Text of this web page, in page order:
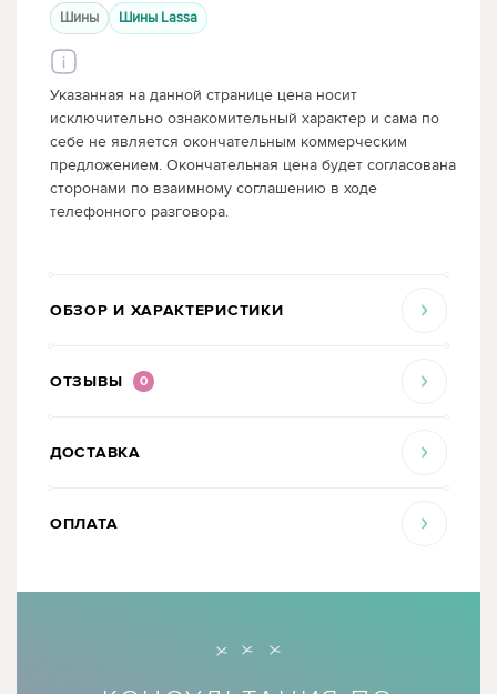
Шины Шины Lassa
Указанная на данной странице цена носит
исключительно ознакомительный характер и сама по
себе не является окончательным коммерческим
предложением. Окончательная цена будет согласована
сторонами по взаимному соглашению в ходе
телефонного разговора.
ОБЗОР И ХАРАКТЕРИСТИКИ
ОТЗЫВЫ 0
ДОСТАВКА
ОПЛАТА